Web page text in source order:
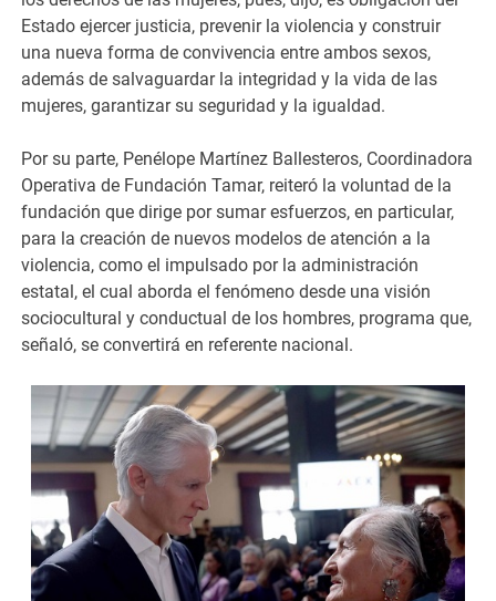
Estado ejercer justicia, prevenir la violencia y construir
una nueva forma de convivencia entre ambos sexos,
además de salvaguardar la integridad y la vida de las
mujeres, garantizar su seguridad y la igualdad.
Por su parte, Penélope Martínez Ballesteros, Coordinadora
Operativa de Fundación Tamar, reiteró la voluntad de la
fundación que dirige por sumar esfuerzos, en particular,
para la creación de nuevos modelos de atención a la
violencia, como el impulsado por la administración
estatal, el cual aborda el fenómeno desde una visión
sociocultural y conductual de los hombres, programa que,
señaló, se convertirá en referente nacional.